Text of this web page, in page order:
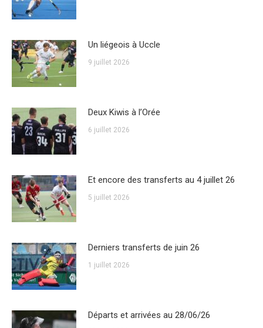
Un liégeois à Uccle
9 juillet 2026
Deux Kiwis à l’Orée
6 juillet 2026
Et encore des transferts au 4 juillet 26
5 juillet 2026
Derniers transferts de juin 26
1 juillet 2026
Départs et arrivées au 28/06/26